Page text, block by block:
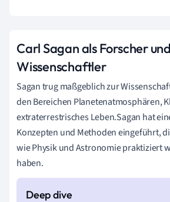
Carl Sagan als Forscher und
Wissenschaftler
Sagan trug maßgeblich zur
den Bereichen Planetenatmosphären,
extraterrestrisches Leben.Sagan hat
Konzepten und Methoden eingeführt,
wie Physik und Astronomie praktiziert
haben.